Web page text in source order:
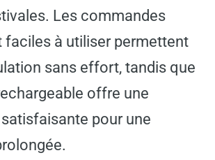
Les commandes
faciles à utiliser permettent
sans effort, tandis que
offre une
pour une